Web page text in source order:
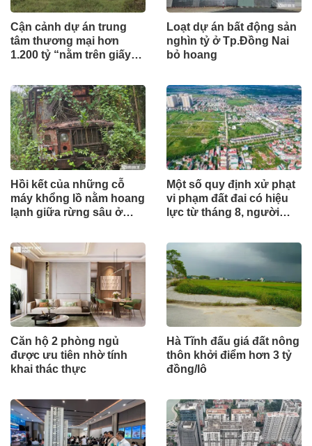
Cận cảnh dự án trung
tâm thương mại hơn
1.200 tỷ “nằm trên giấy”
Loạt dự án bất động sản
nghìn tỷ ở Tp.Đồng Nai
bỏ hoang
Hồi kết của những cỗ
máy khổng lồ nằm hoang
lạnh giữa rừng sâu ở
Một số quy định xử phạt
vi phạm đất đai có hiệu
lực từ tháng 8, người
Căn hộ 2 phòng ngủ
được ưu tiên nhờ tính
khai thác thực
Hà Tĩnh đấu giá đất nông
thôn khởi điểm hơn 3 tỷ
đồng/lô